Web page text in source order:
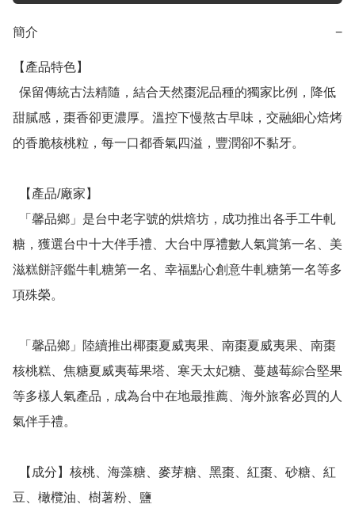
簡介 −
【產品特色】
甜膩感，棗香卻更濃厚。溫控下慢熬古早味，交融細心焙烤
的香脆核桃粒，每一口都香氣四溢，豐潤卻不黏牙。
糖，獲選台中十大伴手禮、大台中厚禮數人氣賞第一名、美
滋糕餅評鑑牛軋糖第一名、幸福點心創意牛軋糖第一名等多
項殊榮。
核桃糕、焦糖夏威夷莓果塔、寒天太妃糖、蔓越莓綜合堅果
等多樣人氣產品，成為台中在地最推薦、海外旅客必買的人
氣伴手禮。
豆、橄欖油、樹薯粉、鹽